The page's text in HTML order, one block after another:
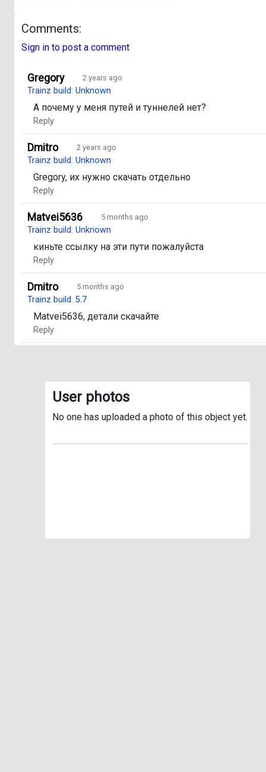
Comments:
Sign in to post a comment
Gregory 2 years ago
Trainz build: Unknown
А почему у меня путей и туннелей нет?
Reply
Dmitro 2 years ago
Trainz build: Unknown
Gregory, их нужно скачать отдельно
Reply
Matvei5636 5 months ago
Trainz build: Unknown
киньте ссылку на эти пути пожалуйста
Reply
Dmitro 5 months ago
Trainz build: 5.7
Matvei5636, детали скачайте
Reply
User photos
No one has uploaded a photo of this object yet.